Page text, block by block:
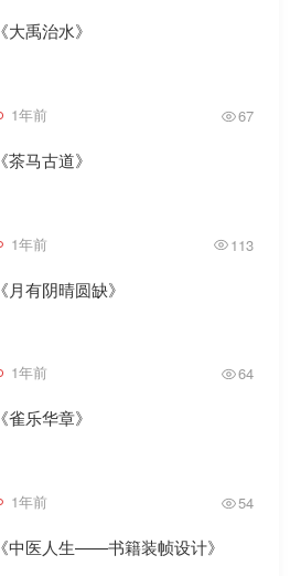
《大禹治水》
1年前 67
《茶马古道》
1年前 113
《月有阴晴圆缺》
1年前 64
《雀乐华章》
1年前 54
《中医人生——书籍装帧设计》